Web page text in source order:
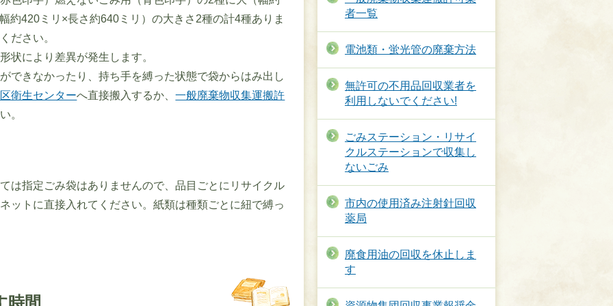
約420ミリ×長さ約640ミリ）の大きさ2種の計4種ありま
ださい。
状により差異が発生します。
できなかったり、持ち手を縛った状態で袋からはみ出し
衛生センターへ直接搬入するか、一般廃棄物収集運搬許
。
は指定ごみ袋はありませんので、品目ごとにリサイクル
ットに直接入れてください。紙類は種類ごとに紐で縛っ
時間
者一覧
電池類・蛍光管の廃棄方法
無許可の不用品回収業者を
利用しないでください!
ごみステーション・リサイ
クルステーションで収集し
ないごみ
市内の使用済み注射針回収
薬局
廃食用油の回収を休止しま
す